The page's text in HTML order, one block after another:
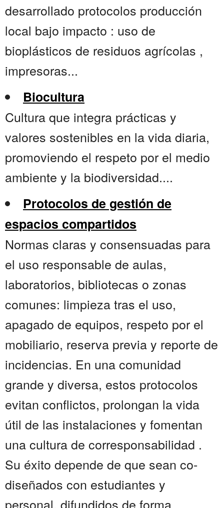
desarrollado protocolos producción
local bajo impacto : uso de
bioplásticos de residuos agrícolas ,
impresoras...
Biocultura
Cultura que integra prácticas y
valores sostenibles en la vida diaria,
promoviendo el respeto por el medio
ambiente y la biodiversidad....
Protocolos de gestión de
espacios compartidos
Normas claras y consensuadas para
el uso responsable de aulas,
laboratorios, bibliotecas o zonas
comunes: limpieza tras el uso,
apagado de equipos, respeto por el
mobiliario, reserva previa y reporte de
incidencias. En una comunidad
grande y diversa, estos protocolos
evitan conflictos, prolongan la vida
útil de las instalaciones y fomentan
una cultura de corresponsabilidad .
Su éxito depende de que sean co-
diseñados con estudiantes y
personal, difundidos de forma